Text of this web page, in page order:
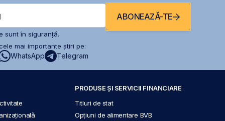
ABONEAZĂ-TE
sunt în siguranță.
mai importante știri pe:
WhatsApp Telegram
PRODUSE ȘI SERVICII FINANCIARE
Titluri de stat
Opțiuni de alimentare BVB